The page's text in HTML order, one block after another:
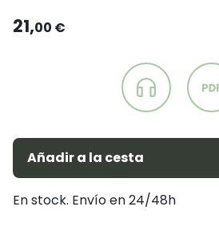
21,00 €
Añadir a la cesta
En stock. Envío en 24/48h